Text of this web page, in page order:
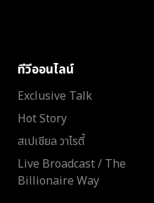
ทีวีออนไลน์
Exclusive Talk
Hot Story
สเปเชียล วาไรตี้
Live Broadcast / The
Billionaire Way